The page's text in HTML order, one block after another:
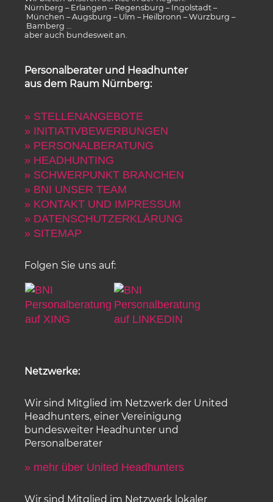
Nürnberg – Erlangen – Regensburg – Ingolstadt –
München – Augsburg – Ulm – Heilbronn – Würzburg –
Bamberg …
aber auch bundesweit an.
Personalberater und Headhunter
aus dem Raum Nürnberg:
» STELLENANGEBOTE
» INITIATIVBEWERBUNGEN
» PERSONALBERATUNG
» HEADHUNTING
» SCHWERPUNKT BRANCHEN
» BNI UNSER TEAM
» KONTAKT UND IMPRESSUM
» DATENSCHUTZERKLÄRUNG
» SITEMAP
Folgen Sie uns auf:
Netzwerke:
Wir sind Mitglied im Netzwerk der United
Headhunters, einer Vereinigung
bundesweiter Headhunter und
Personalberater
» mehr über United Headhunters
Wir sind Mitglied im Netzwerk lokaler